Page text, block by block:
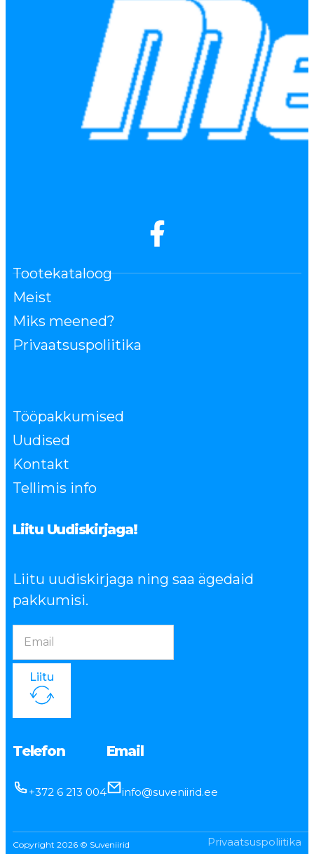
Tootekataloog
Meist
Miks meened?
Privaatsuspoliitika
Tööpakkumised
Uudised
Kontakt
Tellimis info
Liitu Uudiskirjaga!
Liitu uudiskirjaga ning saa ägedaid
pakkumisi.
Liitu
Telefon
+372 6 213 004
Email
info@suveniirid.ee
Copyright 2026 © Suveniirid Privaatsuspoliitika